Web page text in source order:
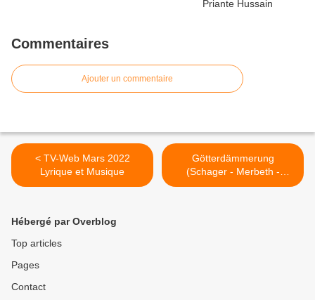
Commentaires
Ajouter un commentaire
< TV-Web Mars 2022
Lyrique et Musique
Götterdämmerung
(Schager - Merbeth -
Heras-Casado - Carsen )
Hébergé par Overblog
Top articles
Pages
Contact